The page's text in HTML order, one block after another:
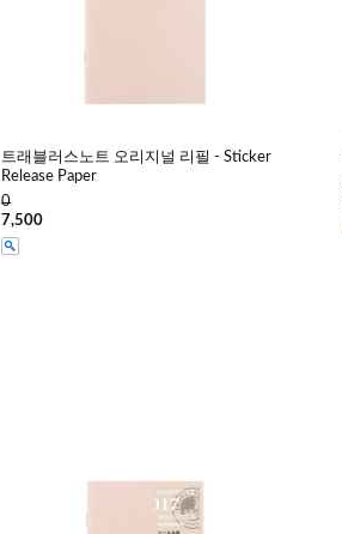
트래블러스노트 오리지널 리필 - Sticker
Release Paper
0
7,500